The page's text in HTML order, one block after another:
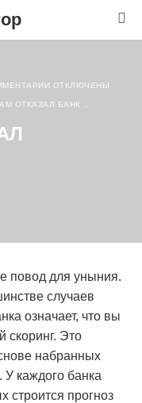
ОТКЛЮЧЕНЫ
ОТКАЗАЛ БАНК ..
повод для уныния.
случаев
означает, что вы
скоринг. Это
набранных
каждого банка
строится прогноз